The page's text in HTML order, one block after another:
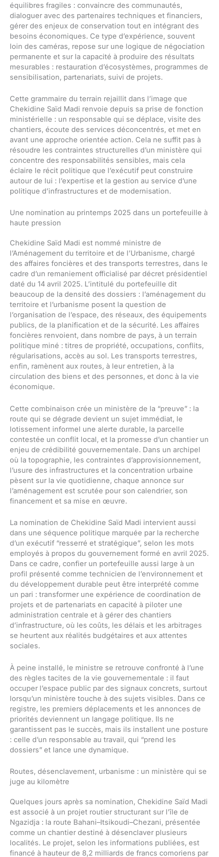
équilibres fragiles : convaincre des communautés,
dialoguer avec des partenaires techniques et financiers,
gérer des enjeux de conservation tout en intégrant des
besoins économiques. Ce type d’expérience, souvent
loin des caméras, repose sur une logique de négociation
permanente et sur la capacité à produire des résultats
mesurables : restauration d’écosystèmes, programmes de
sensibilisation, partenariats, suivi de projets.
Cette grammaire du terrain rejaillit dans l’image que
Chekidine Saïd Madi renvoie depuis sa prise de fonction
ministérielle : un responsable qui se déplace, visite des
chantiers, écoute des services déconcentrés, et met en
avant une approche orientée action. Cela ne suffit pas à
résoudre les contraintes structurelles d’un ministère qui
concentre des responsabilités sensibles, mais cela
éclaire le récit politique que l’exécutif peut construire
autour de lui : l’expertise et la gestion au service d’une
politique d’infrastructures et de modernisation.
Une nomination au printemps 2025 dans un portefeuille à
haute pression
Chekidine Saïd Madi est nommé ministre de
l’Aménagement du territoire et de l’Urbanisme, chargé
des affaires foncières et des transports terrestres, dans le
cadre d’un remaniement officialisé par décret présidentiel
daté du 14 avril 2025. L’intitulé du portefeuille dit
beaucoup de la densité des dossiers : l’aménagement du
territoire et l’urbanisme posent la question de
l’organisation de l’espace, des réseaux, des équipements
publics, de la planification et de la sécurité. Les affaires
foncières renvoient, dans nombre de pays, à un terrain
politique miné : titres de propriété, occupations, conflits,
régularisations, accès au sol. Les transports terrestres,
enfin, ramènent aux routes, à leur entretien, à la
circulation des biens et des personnes, et donc à la vie
économique.
Cette combinaison crée un ministère de la “preuve” : la
route qui se dégrade devient un sujet immédiat, le
lotissement informel une alerte durable, la parcelle
contestée un conflit local, et la promesse d’un chantier un
enjeu de crédibilité gouvernementale. Dans un archipel
où la topographie, les contraintes d’approvisionnement,
l’usure des infrastructures et la concentration urbaine
pèsent sur la vie quotidienne, chaque annonce sur
l’aménagement est scrutée pour son calendrier, son
financement et sa mise en œuvre.
La nomination de Chekidine Saïd Madi intervient aussi
dans une séquence politique marquée par la recherche
d’un exécutif “resserré et stratégique”, selon les mots
employés à propos du gouvernement formé en avril 2025.
Dans ce cadre, confier un portefeuille aussi large à un
profil présenté comme technicien de l’environnement et
du développement durable peut être interprété comme
un pari : transformer une expérience de coordination de
projets et de partenariats en capacité à piloter une
administration centrale et à gérer des chantiers
d’infrastructure, où les coûts, les délais et les arbitrages
se heurtent aux réalités budgétaires et aux attentes
sociales.
À peine installé, le ministre se retrouve confronté à l’une
des règles tacites de la vie gouvernementale : il faut
occuper l’espace public par des signaux concrets, surtout
lorsqu’un ministère touche à des sujets visibles. Dans ce
registre, les premiers déplacements et les annonces de
priorités deviennent un langage politique. Ils ne
garantissent pas le succès, mais ils installent une posture
: celle d’un responsable au travail, qui “prend les
dossiers” et lance une dynamique.
Routes, désenclavement, urbanisme : un ministère qui se
juge au kilomètre
Quelques jours après sa nomination, Chekidine Saïd Madi
est associé à un projet routier structurant sur l’île de
Ngazidja : la route Bahani–Itsikoudi–Chezani, présentée
comme un chantier destiné à désenclaver plusieurs
localités. Le projet, selon les informations publiées, est
financé à hauteur de 8,2 milliards de francs comoriens par